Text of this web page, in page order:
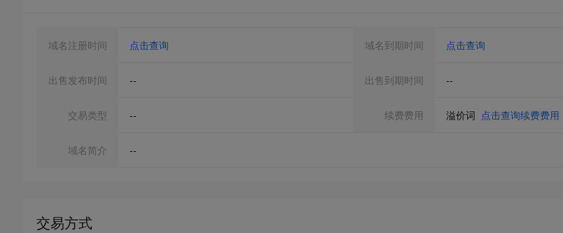
域名注册时间 点击查询 域名到期时间 点击查询
出售发布时间 -- 出售到期时间 --
交易类型 -- 续费费用 溢价词 点击查询续费费用
域名简介 --
交易方式